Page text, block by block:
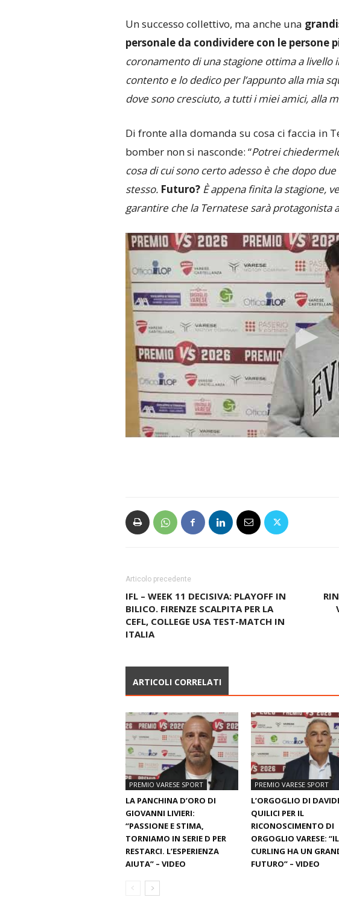
Un successo collettivo, ma anche una
personale da condividere con le persone
coronamento di una stagione ottima a livello
contento e lo dedico per l’appunto alla mia
dove sono cresciuto, a tutti i miei amici, alla
Di fronte alla domanda su cosa ci faccia in
bomber non si nasconde: “Potrei
cosa di cui sono certo adesso è che dopo
stesso. Futuro? È appena finita la stagione,
garantire che la Ternatese sarà protagonista
Articolo precedente
IFL – WEEK 11 DECISIVA: PLAYOFF IN
BILICO. FIRENZE SCALPITA PER LA
CEFL, COLLEGE USA TEST-MATCH IN
ITALIA
ARTICOLI CORRELATI
PREMIO VARESE SPORT
LA PANCHINA D’ORO DI
GIOVANNI LIVIERI:
“PASSIONE E STIMA,
TORNIAMO IN SERIE D PER
RESTARCI. L’ESPERIENZA
AIUTA” – VIDEO
PREMIO VARESE SPORT
L’ORGOGLIO DI
QUILICI PER IL
RICONOSCIMENTO DI
ORGOGLIO VARESE: “IL
CURLING HA UN
FUTURO” – VIDEO